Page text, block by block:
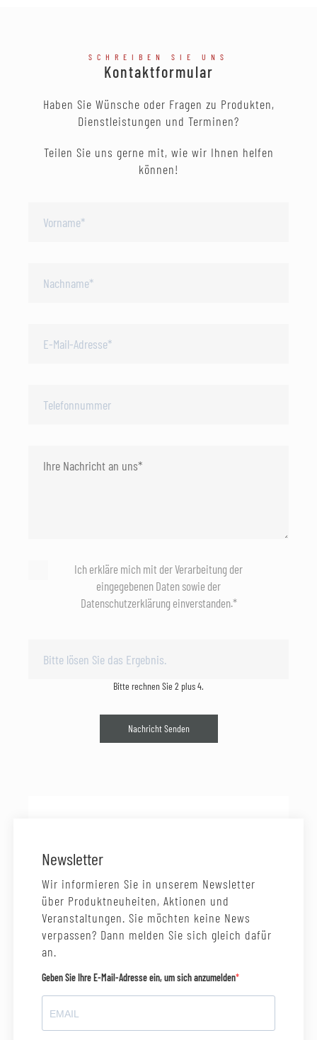
SCHREIBEN SIE UNS
Kontaktformular
Haben Sie Wünsche oder Fragen zu Produkten,
Dienstleistungen und Terminen?
Teilen Sie uns gerne mit, wie wir Ihnen helfen
können!
Ich erkläre mich mit der Verarbeitung der
eingegebenen Daten sowie der
Datenschutzerklärung einverstanden.*
Bitte rechnen Sie 2 plus 4.
Nachricht Senden
Newsletter
Wir informieren Sie in unserem Newsletter
über Produktneuheiten, Aktionen und
Veranstaltungen. Sie möchten keine News
verpassen? Dann melden Sie sich gleich dafür
an.
Geben Sie Ihre E-Mail-Adresse ein, um sich anzumelden